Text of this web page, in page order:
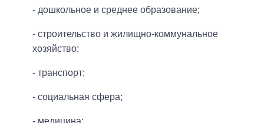
- дошкольное и среднее образование;
- строительство и жилищно-коммунальное
хозяйство;
- транспорт;
- социальная сфера;
- медицина;